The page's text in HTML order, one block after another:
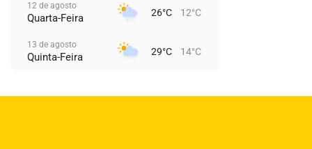
12 de agosto
Quarta-Feira 26°C 12°C
13 de agosto
Quinta-Feira 29°C 14°C